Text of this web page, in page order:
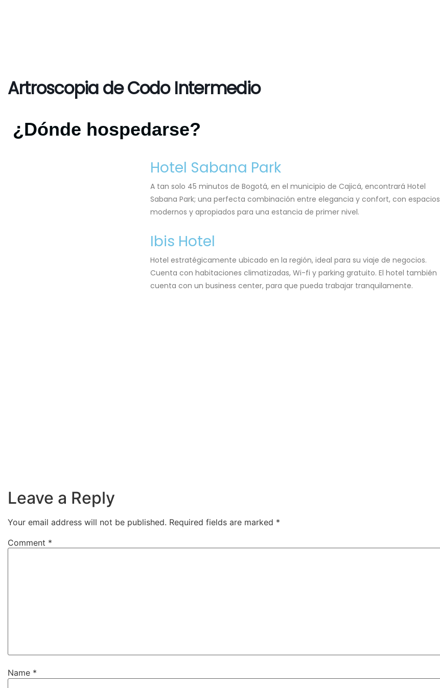
Artroscopia de Codo Intermedio
¿Dónde hospedarse?
Hotel Sabana Park
A tan solo 45 minutos de Bogotá, en el municipio de Cajicá, encontrará Hotel
Sabana Park; una perfecta combinación entre elegancia y confort, con espacios
modernos y apropiados para una estancia de primer nivel.
Ibis Hotel
Hotel estratégicamente ubicado en la región, ideal para su viaje de negocios.
Cuenta con habitaciones climatizadas, Wi-fi y parking gratuito. El hotel también
cuenta con un business center, para que pueda trabajar tranquilamente.
Leave a Reply
Your email address will not be published. Required fields are marked *
Comment *
Name *